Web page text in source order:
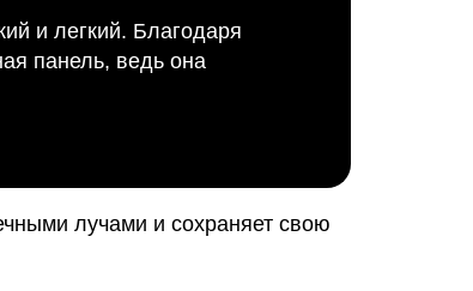
и легкий. Благодаря
панель, ведь она
лучами и сохраняет свою